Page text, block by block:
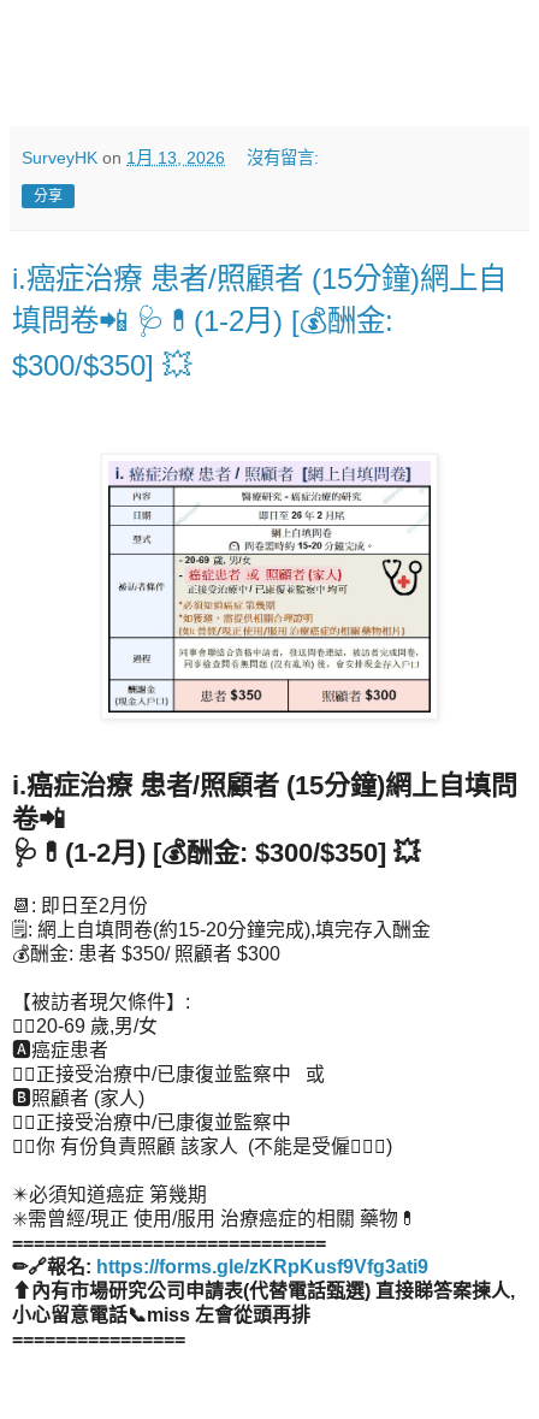
SurveyHK on 1月 13, 2026 沒有留言:
分享
i.癌症治療 患者/照顧者 (15分鐘)網上自
填問卷📲 🩺💊(1-2月) [💰酬金:
$300/$350] 💥
i.癌症治療 患者/照顧者 (15分鐘)網上自填問
卷📲
🩺💊(1-2月) [💰酬金: $300/$350] 💥
📆: 即日至2月份
🗒️: 網上自填問卷(約15-20分鐘完成),填完存入酬金
💰酬金: 患者 $350/ 照顧者 $300
【被訪者現欠條件】:
👉🏻20-69 歲,男/女
🅰️癌症患者
👉🏻正接受治療中/已康復並監察中 或
🅱️照顧者 (家人)
👉🏻正接受治療中/已康復並監察中
👉🏻你 有份負責照顧 該家人 (不能是受僱🙅🏻‍♂️)
✴️必須知道癌症 第幾期
✳️需曾經/現正 使用/服用 治療癌症的相關 藥物💊
=============================
✏🔗報名: https://forms.gle/zKRpKusf9Vfg3ati9
⬆內有市場研究公司申請表(代替電話甄選) 直接睇答案揀人,
小心留意電話📞miss 左會從頭再排
================